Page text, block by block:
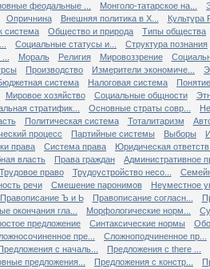
феодальные ... Монголо-татарское на...
Опричнина Внешняя политика в X...
Культура
система Общество и природа
Типы общества
Социальные статусы и...
Структура познания
Мораль Религия Мировоззрение
Производство Измерители экономиче...
система Налоговая система
Мировое хозяйство Социальные общности
стратифик... Основные страты совр...
Политическая система Тоталитаризм
процесс Партийные системы Выборы
права Система права
Юридическая
власть Права граждан
Административное
Трудовое право Трудоустройство несо...
речи Смешение паронимов
Неуместное
Правописание Ъ и Ь Правописание согласн...
окончания гла... Морфологические норм...
предложение Синтаксические нормы
пре...
Сложноподчиненное пр...
Предложения с началь...
Предложения с there ...
предложения... Предложения с констр...